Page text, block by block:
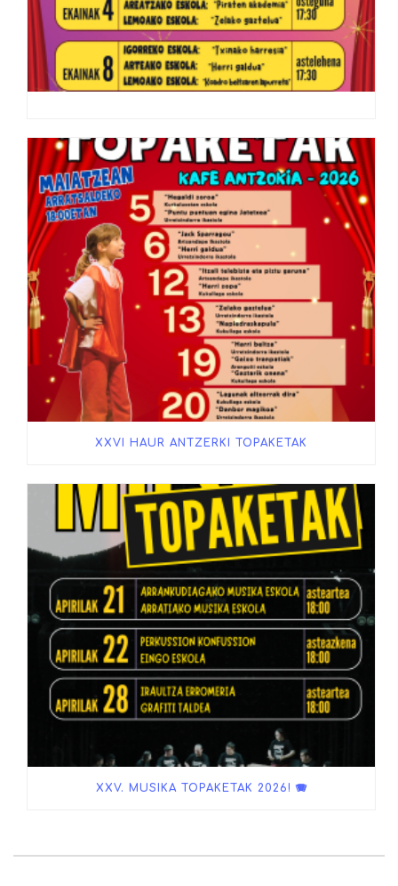
XXVI HAUR ANTZERKI TOPAKETAK
XXV. MUSIKA TOPAKETAK 2026! 🪗